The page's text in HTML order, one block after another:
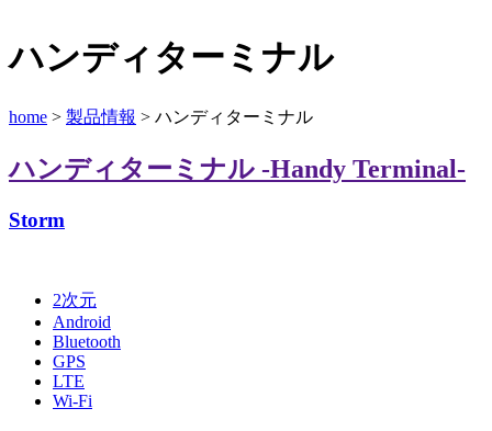
ハンディターミナル
home > 製品情報 > ハンディターミナル
ハンディターミナル -Handy Terminal-
Storm
2次元
Android
Bluetooth
GPS
LTE
Wi-Fi